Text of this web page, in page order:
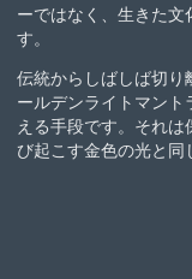
ーではなく、生きた
す。
伝統からしばしば切り
ールデンライトマン
える手段です。それ
び起こす金色の光と同